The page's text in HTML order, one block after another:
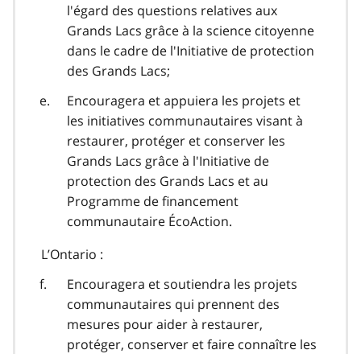
l'égard des questions relatives aux
Grands Lacs grâce à la science citoyenne
dans le cadre de l'Initiative de protection
des Grands Lacs;
Encouragera et appuiera les projets et
les initiatives communautaires visant à
restaurer, protéger et conserver les
Grands Lacs grâce à l'Initiative de
protection des Grands Lacs et au
Programme de financement
communautaire ÉcoAction.
L’Ontario :
Encouragera et soutiendra les projets
communautaires qui prennent des
mesures pour aider à restaurer,
protéger, conserver et faire connaître les